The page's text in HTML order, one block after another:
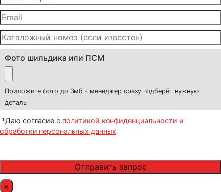
Фото шильдика или ПСМ
Приложите фото до 3мб - менеджер сразу подберёт нужную
деталь
*Даю согласие с политикой конфиденциальности и
обработки персональных данных
×